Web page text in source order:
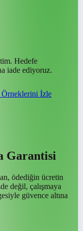
Hedefe
iade ediyoruz.
Örneklerini İzle
Garantisi
ödediğin ücretin
değil, çalışmaya
güvence altına